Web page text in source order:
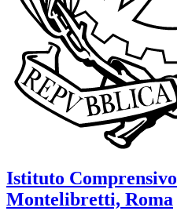
Istituto Comprensivo
Montelibretti, Roma